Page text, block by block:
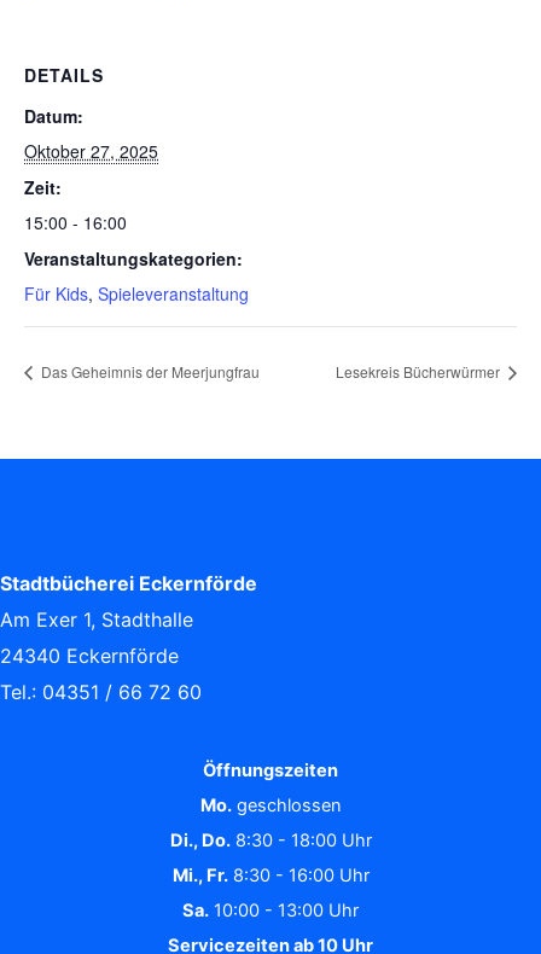
DETAILS
Datum:
Oktober 27, 2025
Zeit:
15:00 - 16:00
Veranstaltungskategorien:
Für Kids, Spieleveranstaltung
Das Geheimnis der Meerjungfrau Lesekreis Bücherwürmer
Stadtbücherei Eckernförde
Am Exer 1, Stadthalle
24340 Eckernförde
Tel.: 04351 / 66 72 60
Öffnungszeiten
Mo.geschlossen
Di., Do.8:30 - 18:00 Uhr
Mi., Fr.8:30 - 16:00 Uhr
Sa. 10:00 - 13:00 Uhr
Servicezeiten ab 10 Uhr